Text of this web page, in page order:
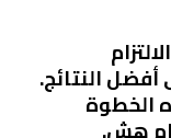
النتائج.
الخطوة
هش.